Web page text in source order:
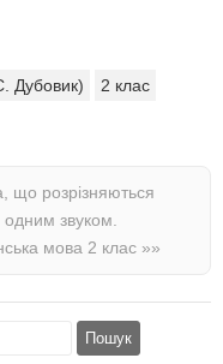
Дубовик)
2 клас
що розрізняються
одним звуком.
мова 2 клас »»